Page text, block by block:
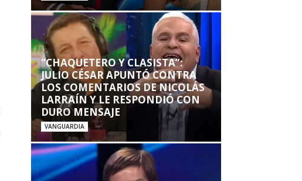
“CHAQUETERO Y CLASISTA”:
JULIO CÉSAR APUNTÓ CONTRA
LOS COMENTARIOS DE NICOLÁS
LARRAÍN Y LE RESPONDIÓ CON
DURO MENSAJE
VANGUARDIA